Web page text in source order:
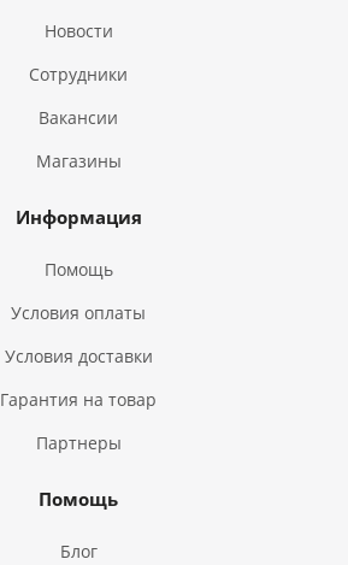
Новости
Сотрудники
Вакансии
Магазины
Информация
Помощь
Условия оплаты
Условия доставки
Гарантия на товар
Партнеры
Помощь
Блог